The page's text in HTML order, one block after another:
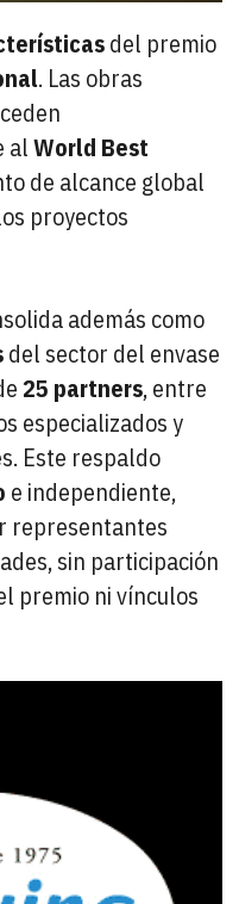
del premio
. Las obras
alWorld Best
de alcance global
proyectos
además como
del sector del envase
25 partners, entre
especializados y
Este respaldo
e independiente,
representantes
sin participación
premio ni vínculos